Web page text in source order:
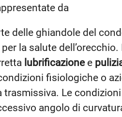
da
delle ghiandole del
la salute dell’orecchio.
lubrificazione e
fisiologiche o
Le
angolo di